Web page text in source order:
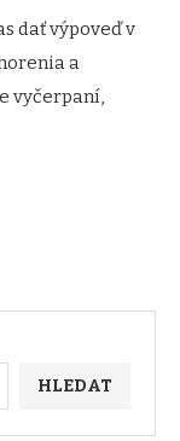
dať výpoveď v
a
vyčerpaní,
HLEDAT